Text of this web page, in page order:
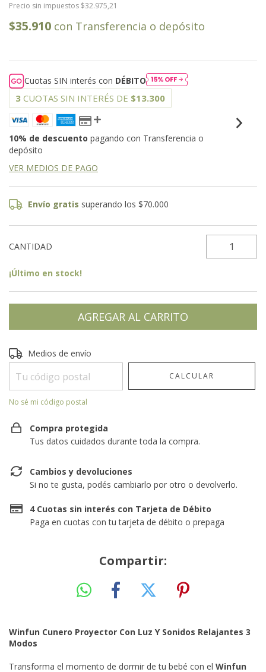
Precio sin impuestos $32.975,21
$35.910 con Transferencia o depósito
Cuotas SIN interés con DÉBITO
3 CUOTAS SIN INTERÉS DE $13.300
10% de descuento pagando con Transferencia o
depósito
VER MEDIOS DE PAGO
Envío gratis superando los$70.000
CANTIDAD
¡Último en stock!
Entregas para el CP:
Medios de envío
CALCULAR
No sé mi código postal
Compra protegida
Tus datos cuidados durante toda la compra.
Cambios y devoluciones
Si no te gusta, podés cambiarlo por otro o devolverlo.
4 Cuotas sin interés con Tarjeta de Débito
Paga en cuotas con tu tarjeta de débito o prepaga
Compartir:
Winfun Cunero Proyector Con Luz Y Sonidos Relajantes 3
Modos
Transforma el momento de dormir de tu bebé con el Winfun